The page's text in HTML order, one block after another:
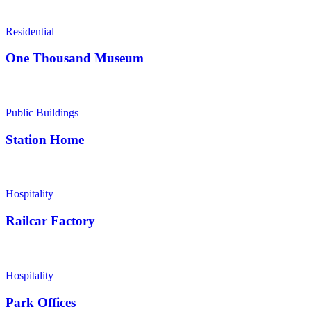
Residential
One Thousand Museum
Public Buildings
Station Home
Hospitality
Railcar Factory
Hospitality
Park Offices